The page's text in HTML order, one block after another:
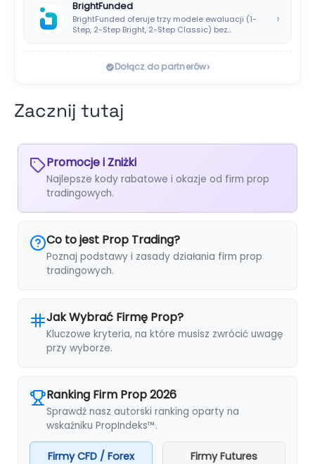
BrightFunded
BrightFunded oferuje trzy modele ewaluacji (1-
Step, 2-Step Bright, 2-Step Classic) bez
›
Dołącz do partnerów›
Zacznij tutaj
Promocje i Zniżki
Najlepsze kody rabatowe i okazje od firm prop
tradingowych.
Co to jest Prop Trading?
Poznaj podstawy i zasady działania firm prop
tradingowych.
Jak Wybrać Firmę Prop?
Kluczowe kryteria, na które musisz zwrócić uwagę
przy wyborze.
Ranking Firm Prop 2026
Sprawdź nasz autorski ranking oparty na
wskaźniku PropIndeks™.
Firmy CFD / Forex Firmy Futures